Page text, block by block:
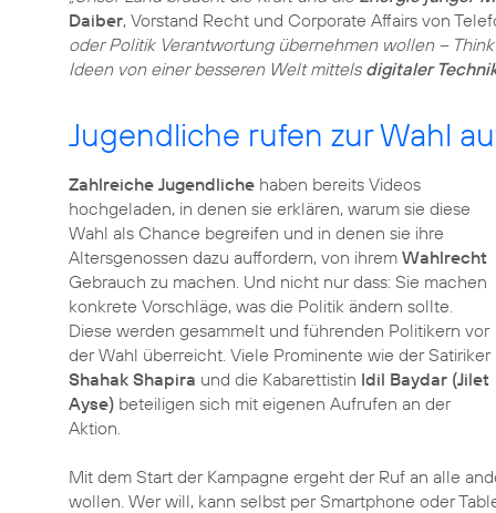
Daiber, Vorstand Recht und Corporate Affairs von
oder Politik Verantwortung übernehmen wollen –
Ideen von einer besseren Welt mittels digitaler
Jugendliche rufen zur Wahl
Zahlreiche Jugendliche haben bereits Videos
hochgeladen, in denen sie erklären, warum sie diese
Wahl als Chance begreifen und in denen sie ihre
Altersgenossen dazu auffordern, von ihrem Wahlrecht
Gebrauch zu machen. Und nicht nur dass: Sie machen
konkrete Vorschläge, was die Politik ändern sollte.
Diese werden gesammelt und führenden Politikern vor
der Wahl überreicht. Viele Prominente wie der Satiriker
Shahak Shapira und die Kabarettistin Idil Baydar (Jilet
Ayse) beteiligen sich mit eigenen Aufrufen an der
Aktion.
Mit dem Start der Kampagne ergeht der Ruf an alle
wollen. Wer will, kann selbst per Smartphone oder